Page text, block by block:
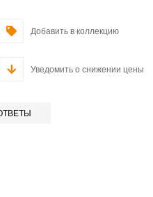
Добавить в коллекцию
Уведомить о снижении цены